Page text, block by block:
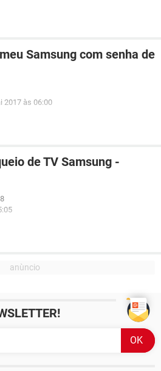
Samsung com senha de
2017 às 06:00
de TV Samsung -